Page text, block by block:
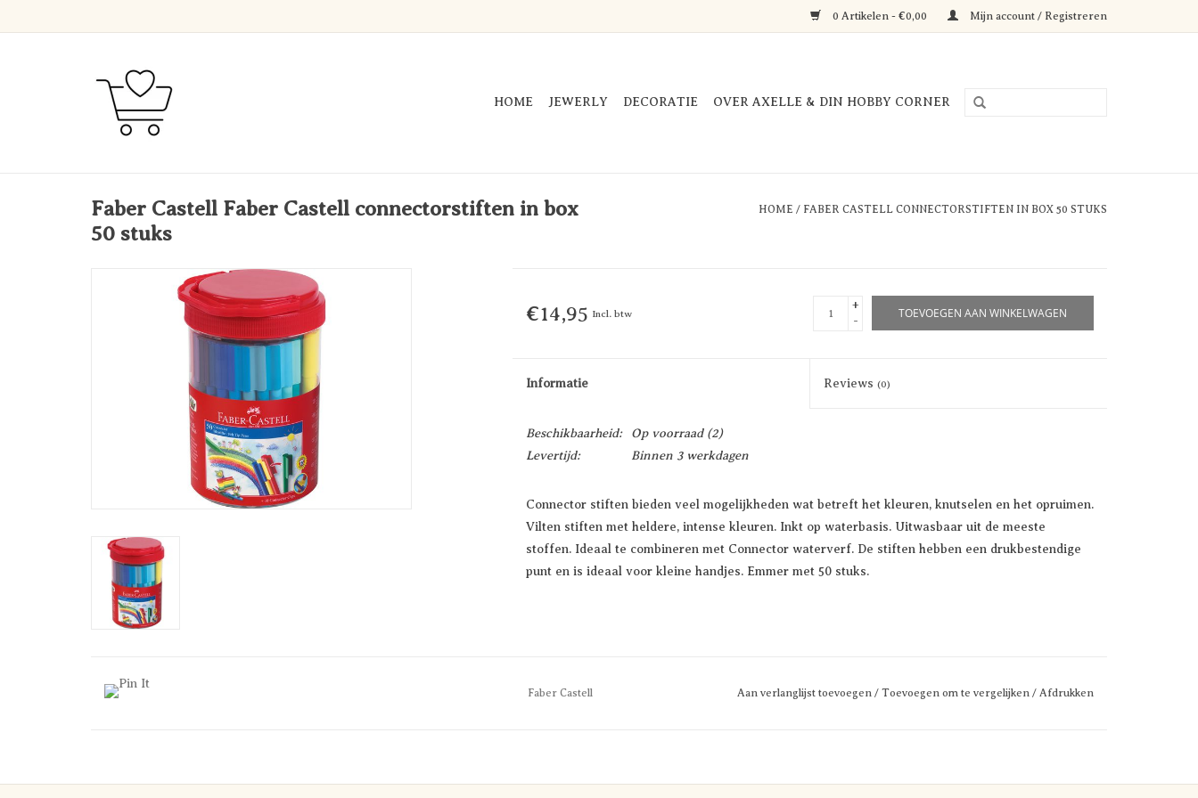
0 Artikelen - €0,00 Mijn account / Registreren
HOME JEWERLY DECORATIE OVER AXELLE & DIN HOBBY CORNER
Faber Castell Faber Castell connectorstiften in box
50 stuks
HOME / FABER CASTELL CONNECTORSTIFTEN IN BOX 50 STUKS
€14,95 Incl. btw
+
-
TOEVOEGEN AAN WINKELWAGEN
Informatie Reviews(0)
Beschikbaarheid: Op voorraad(2)
Levertijd:
Binnen 3 werkdagen
Connector stiften bieden veel mogelijkheden wat betreft het kleuren, knutselen en het opruimen.
Vilten stiften met heldere, intense kleuren. Inkt op waterbasis. Uitwasbaar uit de meeste
stoffen. Ideaal te combineren met Connector waterverf. De stiften hebben een drukbestendige
punt en is ideaal voor kleine handjes. Emmer met 50 stuks.
Faber Castell Aan verlanglijst toevoegen / Toevoegen om te vergelijken / Afdrukken